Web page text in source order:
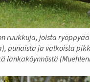
ruukkuja, joista
punaista ja valkoista
lankaköynnöstä